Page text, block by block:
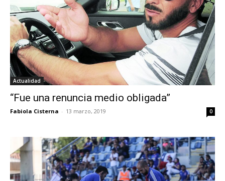
Actualidad
“Fue una renuncia medio obligada”
Fabiola Cisterna - 13 marzo, 2019 0